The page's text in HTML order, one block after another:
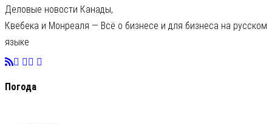
Деловые новости Канады,
Квебека и Монреаля — Всё о бизнесе и для бизнеса на русском
языке
Погода